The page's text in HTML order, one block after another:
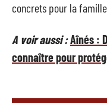
concrets pour la
A voir aussi :Aînés :
connaître pour